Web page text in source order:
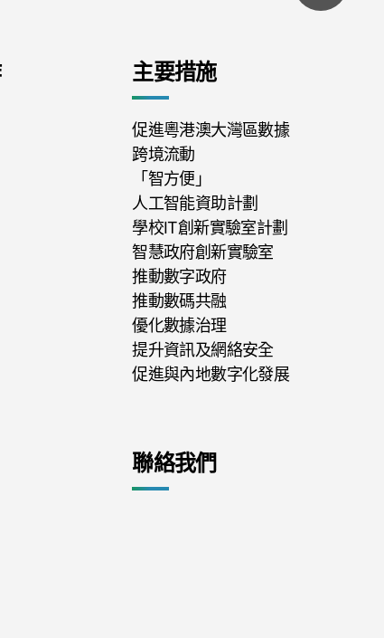
主要措施
促進粵港澳大灣區數據
跨境流動
「智方便」
人工智能資助計劃
學校IT創新實驗室計劃
智慧政府創新實驗室
推動數字政府
推動數碼共融
優化數據治理
提升資訊及網絡安全
促進與內地數字化發展
聯絡我們